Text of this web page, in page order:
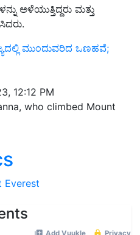
ಅಳೆಯುತ್ತಿದ್ದರು ಮತ್ತು
ಮುಂದುವರಿದ ಒಣಹವೆ;
12:12 PM
who climbed Mount
Everest